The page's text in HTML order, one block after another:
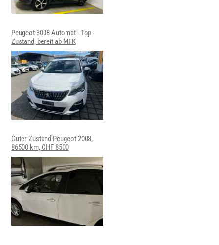
Peugeot 3008 Automat - Top
Zustand, bereit ab MFK
Guter Zustand Peugeot 2008,
86500 km, CHF 8500